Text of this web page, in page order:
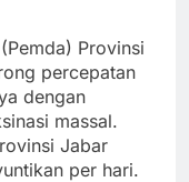
Provinsi
percepatan
dengan
massal.
Jabar
per hari.